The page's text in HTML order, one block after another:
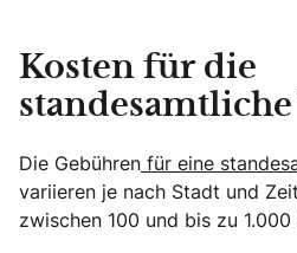
Kosten für die
Die Gebühren für eine
variieren je nach Stadt und
zwischen 100 und bis zu 1.000